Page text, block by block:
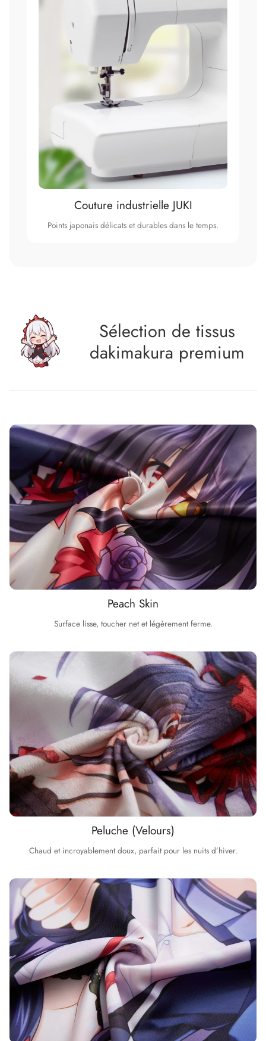
Couture industrielle JUKI
Points japonais délicats et durables dans le temps.
Sélection de tissus
dakimakura premium
Peach Skin
Surface lisse, toucher net et légèrement ferme.
Peluche (Velours)
Chaud et incroyablement doux, parfait pour les nuits d’hiver.